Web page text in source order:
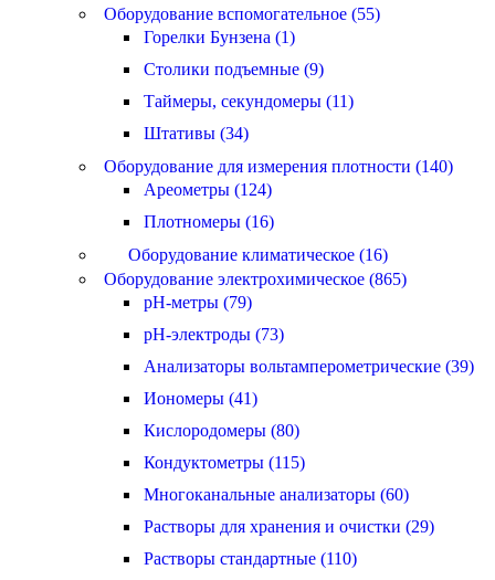
Оборудование вспомогательное (55)
Горелки Бунзена (1)
Столики подъемные (9)
Таймеры, секундомеры (11)
Штативы (34)
Оборудование для измерения плотности (140)
Ареометры (124)
Плотномеры (16)
Оборудование климатическое (16)
Оборудование электрохимическое (865)
pH-метры (79)
pH-электроды (73)
Анализаторы вольтамперометрические (39)
Иономеры (41)
Кислородомеры (80)
Кондуктометры (115)
Многоканальные анализаторы (60)
Растворы для хранения и очистки (29)
Растворы стандартные (110)